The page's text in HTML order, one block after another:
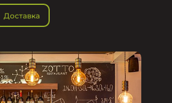
Доставка